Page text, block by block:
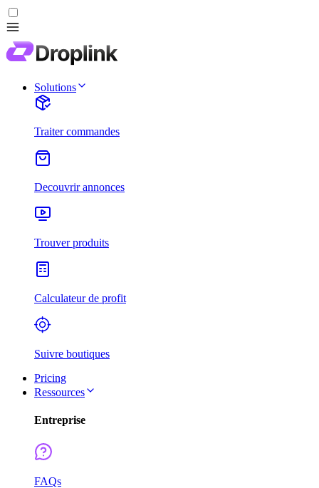
Solutions
Traiter commandes
Decouvrir annonces
Trouver produits
Calculateur de profit
Suivre boutiques
Pricing
Ressources
Entreprise
FAQs